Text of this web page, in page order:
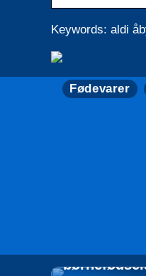
Keywords: aldi
Fødevarer